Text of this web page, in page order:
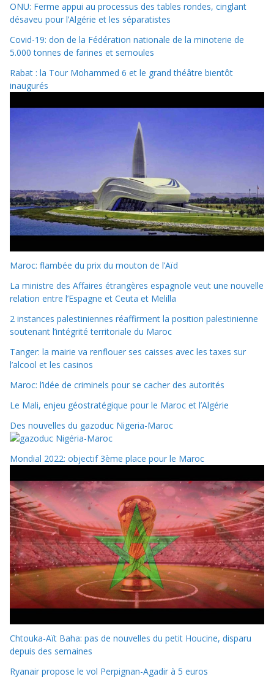
ONU: Ferme appui au processus des tables rondes, cinglant
désaveu pour l’Algérie et les séparatistes
Covid-19: don de la Fédération nationale de la minoterie de
5.000 tonnes de farines et semoules
Rabat : la Tour Mohammed 6 et le grand théâtre bientôt
inaugurés
Maroc: flambée du prix du mouton de l’Aïd
La ministre des Affaires étrangères espagnole veut une nouvelle
relation entre l’Espagne et Ceuta et Melilla
2 instances palestiniennes réaffirment la position palestinienne
soutenant l’intégrité territoriale du Maroc
Tanger: la mairie va renflouer ses caisses avec les taxes sur
l’alcool et les casinos
Maroc: l’idée de criminels pour se cacher des autorités
Le Mali, enjeu géostratégique pour le Maroc et l’Algérie
Des nouvelles du gazoduc Nigeria-Maroc
Mondial 2022: objectif 3ème place pour le Maroc
Chtouka-Aït Baha: pas de nouvelles du petit Houcine, disparu
depuis des semaines
Ryanair propose le vol Perpignan-Agadir à 5 euros